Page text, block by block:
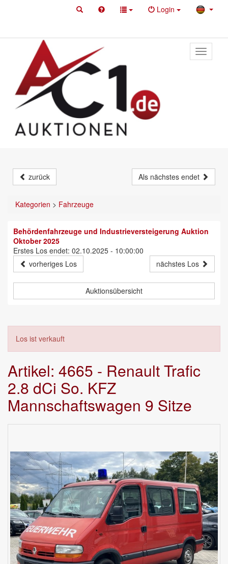
Login
Toggle
primary
zurück Als nächstes endet
Kategorien > Fahrzeuge
Behördenfahrzeuge und Industrieversteigerung Auktion
Oktober 2025
Erstes Los endet: 02.10.2025 - 10:00:00
vorheriges Los
nächstes Los
Auktionsübersicht
Los ist verkauft
Artikel: 4665 - Renault Trafic
2.8 dCi So. KFZ
Mannschaftswagen 9 Sitze